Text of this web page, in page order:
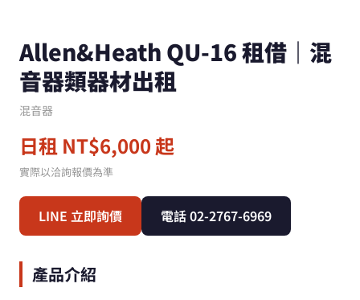
Allen&Heath QU-16 租借｜混
音器類器材出租
混音器
日租 NT$6,000 起
實際以洽詢報價為準
LINE 立即詢價 電話 02-2767-6969
產品介紹